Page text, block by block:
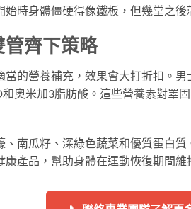
時身體僵硬得像鐵板，但幾堂之後
管齊下策略
當的營養補充，效果會大打折扣。
奧米加3脂肪酸。這些營養素對睪
、南瓜籽、深綠色蔬菜和優質蛋白
產品，幫助身體在運動恢復期間維